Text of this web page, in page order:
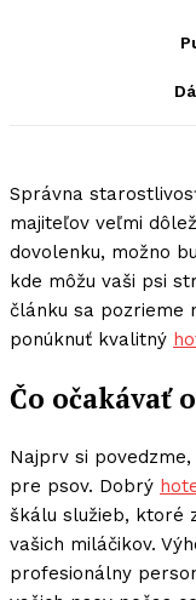
Správna
majiteľov veľmi
dovolenku, možno
kde môžu vaši psi
článku sa pozrieme
ponúknuť kvalitný
Čo očakávať
Najprv si
pre psov. Dobrý
škálu služieb, ktoré
vašich miláčikov.
profesionálny